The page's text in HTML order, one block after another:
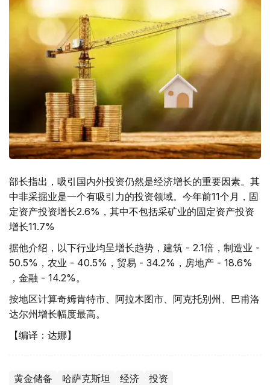
部长指出，吸引国内外投资仍然是经济增长的重要因素。其
中非采掘业是一个有吸引力的投资领域。今年前11个月，固
定资产投资增长2.6%，其中不包括采矿业的固定资产投资
增长11.7%
据他介绍，以下行业均呈增长趋势，建筑 - 2.1倍，制造业 -
50.5%，农业 - 40.5%，贸易 - 34.2%，房地产 - 18.6%
，金融 - 14.2%。
按地区计算奇姆肯特市、阿拉木图市、阿克托别州、巴甫洛
达尔州增长幅度最高。
【编译：达娜】
黄金储备 哈萨克斯坦 经济 投资